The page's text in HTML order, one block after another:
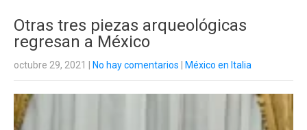
Otras tres piezas arqueológicas
regresan a México
octubre 29, 2021 No hay comentarios México en Italia